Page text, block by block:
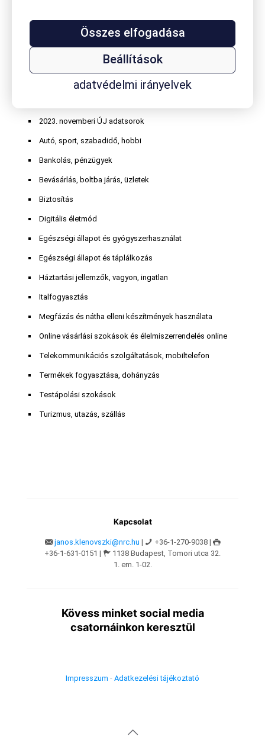
Összes elfogadása
Beállítások
adatvédelmi irányelvek
Smecta TESCO vitaminvásárlás vény nélkül
kapható szer
Termékkategóriák
2023. novemberi ÚJ adatsorok
Autó, sport, szabadidő, hobbi
Bankolás, pénzügyek
Bevásárlás, boltba járás, üzletek
Biztosítás
Digitális életmód
Egészségi állapot és gyógyszerhasználat
Egészségi állapot és táplálkozás
Háztartási jellemzők, vagyon, ingatlan
Italfogyasztás
Megfázás és nátha elleni készítmények használata
Online vásárlási szokások és élelmiszerrendelés online
Telekommunikációs szolgáltatások, mobiltelefon
Termékek fogyasztása, dohányzás
Testápolási szokások
Turizmus, utazás, szállás
Kapcsolat
janos.klenovszki@nrc.hu |
+36-1-270-9038 |
+36-1-631-0151 |
1138 Budapest, Tomori utca 32.
1. em. 1-02.
Kövess minket social media
csatornáinkon keresztül
Impresszum - Adatkezelési tájékoztató